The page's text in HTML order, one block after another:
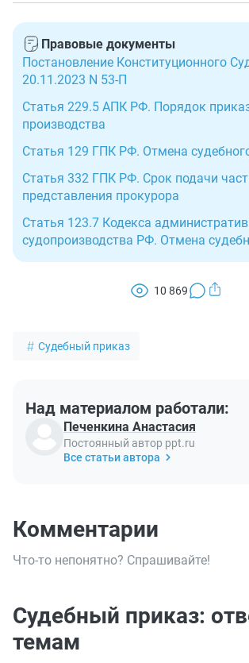
утверждении.
предоставления должником
истечении установленного срока.
Правовые документы
Постановление Конституционного
20.11.2023 N 53-П
Статья 229.5 АПК РФ. Порядок
производства
Статья 129 ГПК РФ. Отмена
Статья 332 ГПК РФ. Срок подачи
представления прокурора
Статья 123.7 Кодекса
судопроизводства РФ. Отмена
10 869
Судебный приказ
Над материалом работали:
Печенкина Анастасия
Постоянный автор ppt.ru
Все статьи автора
Комментарии
Что-то непонятно? Спрашивайте!
Судебный приказ:
темам